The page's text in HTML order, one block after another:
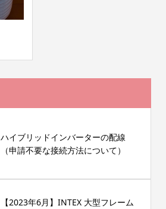
ハイブリッドインバーターの配線
（申請不要な接続方法について）
【2023年6月】INTEX 大型フレーム